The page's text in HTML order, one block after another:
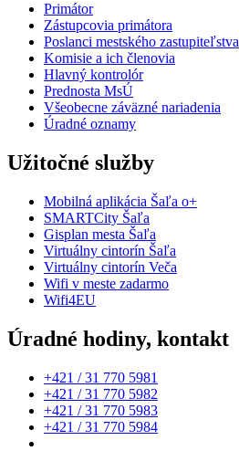
Primátor
Zástupcovia primátora
Poslanci mestského zastupiteľstva
Komisie a ich členovia
Hlavný kontrolór
Prednosta MsÚ
Všeobecne záväzné nariadenia
Úradné oznamy
Užitočné služby
Mobilná aplikácia Šaľa o+
SMARTCity Šaľa
Gisplan mesta Šaľa
Virtuálny cintorín Šaľa
Virtuálny cintorín Veča
Wifi v meste zadarmo
Wifi4EU
Úradné hodiny, kontakt
+421 / 31 770 5981
+421 / 31 770 5982
+421 / 31 770 5983
+421 / 31 770 5984